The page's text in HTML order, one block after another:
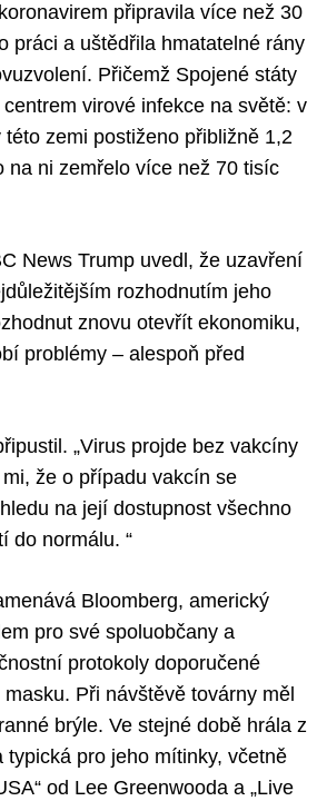
připravila více než 30
práci a uštědřila hmatatelné rány
Přičemž Spojené státy
virové infekce na světě: v
zemi postiženo přibližně 1,2
na ni zemřelo více než 70 tisíc
News Trump uvedl, že uzavření
rozhodnutím jeho
znovu otevřít ekonomiku,
problémy – alespoň před
„Virus projde bez vakcíny
že o případu vakcín se
na její dostupnost všechno
do normálu. “
Bloomberg, americký
pro své spoluobčany a
protokoly doporučené
Při návštěvě továrny měl
brýle. Ve stejné době hrála z
typická pro jeho mítinky, včetně
od Lee Greenwooda a „Live